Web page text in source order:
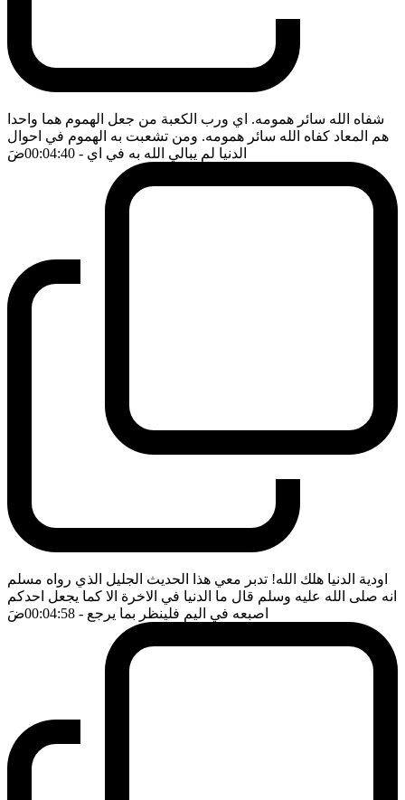
شفاه الله سائر همومه. اي ورب الكعبة من جعل الهموم هما واحدا
هم المعاد كفاه الله سائر همومه. ومن تشعبت به الهموم في احوال
الدنيا لم يبالي الله به في اي - 00:04:40 ضَ
اودية الدنيا هلك الله! تدبر معي هذا الحديث الجليل الذي رواه مسلم
انه صلى الله عليه وسلم قال ما الدنيا في الاخرة الا كما يجعل احدكم
اصبعه في اليم فلينظر بما يرجع - 00:04:58 ضَ